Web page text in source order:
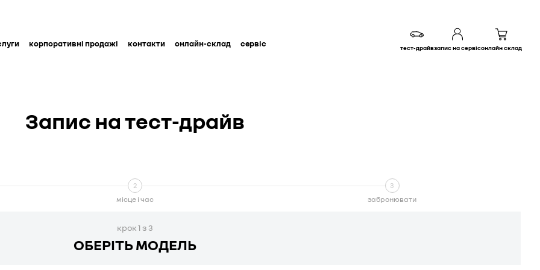
корпоративні продажі контакти онлайн-склад cервіс тест-драйвзапис на сервісонлайн склад
Запис на тест-драйв